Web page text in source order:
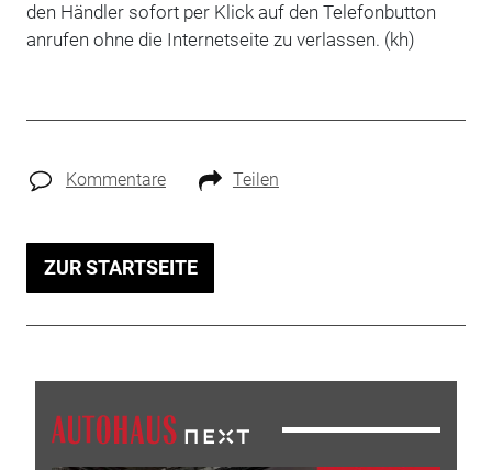
den Händler sofort per Klick auf den Telefonbutton
anrufen ohne die Internetseite zu verlassen. (kh)
Kommentare Teilen
ZUR STARTSEITE